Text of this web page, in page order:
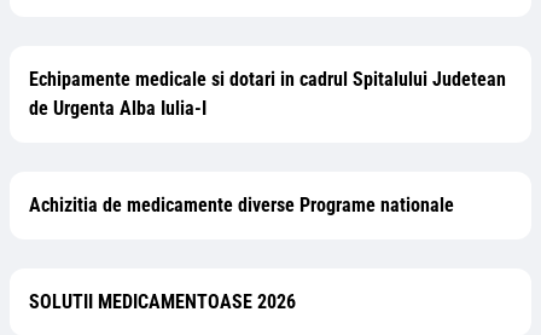
Echipamente medicale si dotari in cadrul Spitalului Judetean
de Urgenta Alba Iulia-I
Achizitia de medicamente diverse Programe nationale
SOLUTII MEDICAMENTOASE 2026